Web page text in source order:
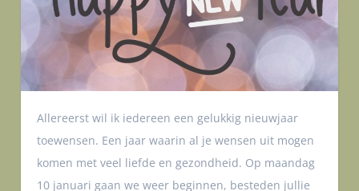
Allereerst wil ik iedereen een gelukkig nieuwjaar
toewensen. Een jaar waarin al je wensen uit mogen
komen met veel liefde en gezondheid. Op maandag
10 januari gaan we weer beginnen, besteden jullie